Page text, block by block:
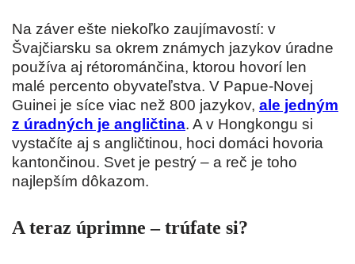
Na záver ešte niekoľko zaujímavostí: v
Švajčiarsku sa okrem známych jazykov úradne
používa aj rétorománčina, ktorou hovorí len
malé percento obyvateľstva. V Papue-Novej
Guinei je síce viac než 800 jazykov, ale jedným
z úradných je angličtina. A v Hongkongu si
vystačíte aj s angličtinou, hoci domáci hovoria
kantončinou. Svet je pestrý – a reč je toho
najlepším dôkazom.
A teraz úprimne – trúfate si?